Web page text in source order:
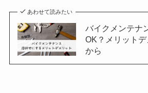
あわせて読みたい
バイクメンテナ
OK？メリット
から